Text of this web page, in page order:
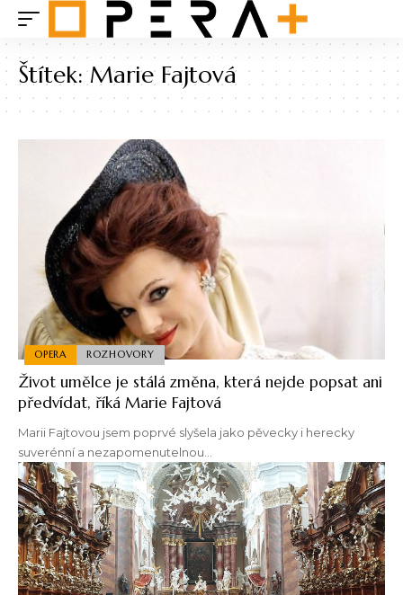
Štítek:Marie Fajtová
OPERA ROZHOVORY
Život umělce je stálá změna, která nejde popsat ani
předvídat, říká Marie Fajtová
Marii Fajtovou jsem poprvé slyšela jako pěvecky i herecky
suverénní a nezapomenutelnou…